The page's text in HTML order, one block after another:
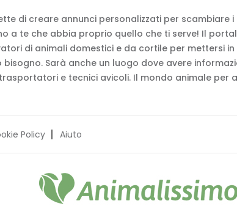
di creare annunci personalizzati per scambiare
a te che abbia proprio quello che ti serve! Il
di animali domestici e da cortile per mettersi
Sarà anche un luogo dove avere
e tecnici avicoli. Il mondo animale per
Policy Aiuto